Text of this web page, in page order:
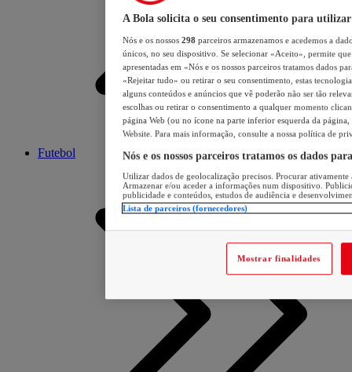
Futebol
A Bola solicita o seu consentimento para utilizar
Nós e os nossos 298 parceiros armazenamos e acedemos a
únicos, no seu dispositivo. Se selecionar «Aceito», permite
apresentadas em «Nós e os nossos parceiros tratamos dados
«Rejeitar tudo» ou retirar o seu consentimento, estas
alguns conteúdos e anúncios que vê poderão não ser tão
escolhas ou retirar o consentimento a qualquer momento
página Web (ou no ícone na parte inferior esquerda da página,
Website. Para mais informação, consulte a nossa política de
Nós e os nossos parceiros tratamos os dados
Utilizar dados de geolocalização precisos. Procurar
Armazenar e/ou aceder a informações num dispositivo.
publicidade e conteúdos, estudos de audiência e
Lista de parceiros (fornecedores)
Mostrar finalidades